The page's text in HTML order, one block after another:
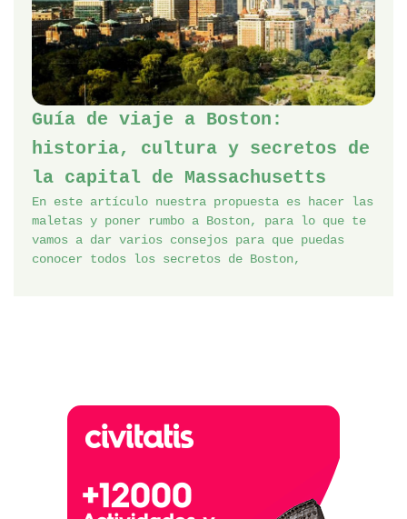
Guía de viaje a Boston:
historia, cultura y secretos de
la capital de Massachusetts
En este artículo nuestra propuesta es hacer las
maletas y poner rumbo a Boston, para lo que te
vamos a dar varios consejos para que puedas
conocer todos los secretos de Boston,